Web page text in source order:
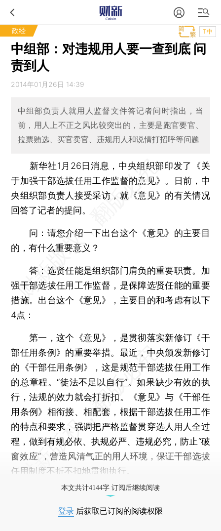
政经 T中
中组部：对违规用人要一查到底 问
责到人
2014年01月26日 14:39
中组部负责人就用人监督文件答记者问时指出，当
前，用人上不正之风比较突出的，主要是跑官要官、
拉票贿选、买官卖官、违规用人和说情打招呼等问题
新华社1月26日消息，中央组织部印发了《关
于加强干部选拔任用工作监督的意见》。日前，中
央组织部负责人接受采访，就《意见》的有关情况
回答了记者的提问。
问：请您介绍一下出台这个《意见》的主要目
的，有什么重要意义？
答：选贤任能是组织部门肩负的重要职责。加
强干部选拔任用工作监督，是保障选贤任能的重要
措施。出台这个《意见》，主要目的和考虑有以下
4点：
第一，这个《意见》，是贯彻落实新修订《干
部任用条例》的重要举措。最近，中央颁发新修订
的《干部任用条例》，这是规范干部选拔任用工作
的总章程。“徒法不足以自行”。如果缺少有效的执
行，法规的效力就会打折扣。《意见》与《干部任
用条例》相衔接、相配套，根据干部选拔任用工作
的特点和要求，强调把严格监督贯穿选人用人全过
程，做到有规必依、执规必严、违规必究，防止“破
窗效应”，营造风清气正的用人环境，保证干部选拔
任用制度不折不扣地贯彻执行。
本文共计4144字 订阅后继续阅读
登录 后获取已订阅的阅读权限